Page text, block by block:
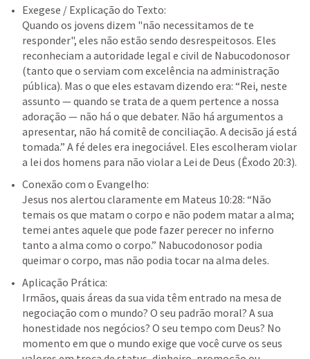
Exegese / Explicação do Texto:
Quando os jovens dizem "não necessitamos de te
responder", eles não estão sendo desrespeitosos. Eles
reconheciam a autoridade legal e civil de Nabucodonosor
(tanto que o serviam com excelência na administração
pública). Mas o que eles estavam dizendo era: “Rei, neste
assunto — quando se trata de a quem pertence a nossa
adoração — não há o que debater. Não há argumentos a
apresentar, não há comitê de conciliação. A decisão já está
tomada.” A fé deles era inegociável. Eles escolheram violar
a lei dos homens para não violar a Lei de Deus (Êxodo 20:3).
Conexão com o Evangelho:
Jesus nos alertou claramente em Mateus 10:28: “Não
temais os que matam o corpo e não podem matar a alma;
temei antes aquele que pode fazer perecer no inferno
tanto a alma como o corpo.” Nabucodonosor podia
queimar o corpo, mas não podia tocar na alma deles.
Aplicação Prática:
Irmãos, quais áreas da sua vida têm entrado na mesa de
negociação com o mundo? O seu padrão moral? A sua
honestidade nos negócios? O seu tempo com Deus? No
momento em que o mundo exige que você curve os seus